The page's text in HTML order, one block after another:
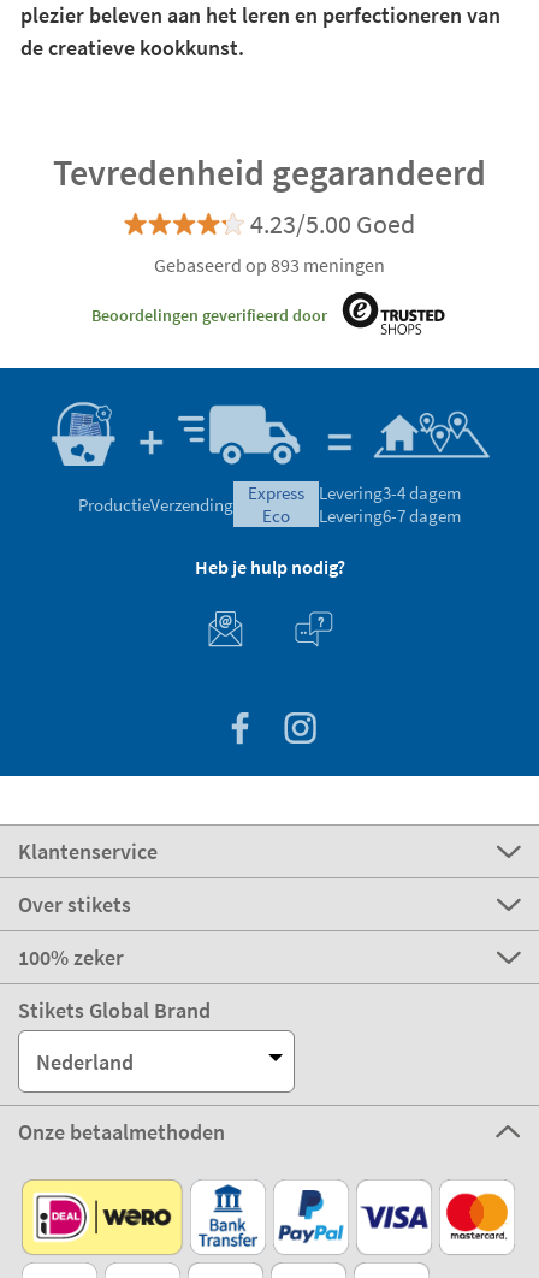
plezier beleven aan het leren en perfectioneren van
de creatieve kookkunst.
Tevredenheid gegarandeerd
4.23/5.00 Goed
Gebaseerd op 893 meningen
Beoordelingen geverifieerd door
ProductieVerzending
express
eco
Levering3-4 dagem
Levering6-7 dagem
Heb je hulp nodig?
Klantenservice
Over stikets
100% zeker
Stikets Global Brand
Nederland
Onze betaalmethoden